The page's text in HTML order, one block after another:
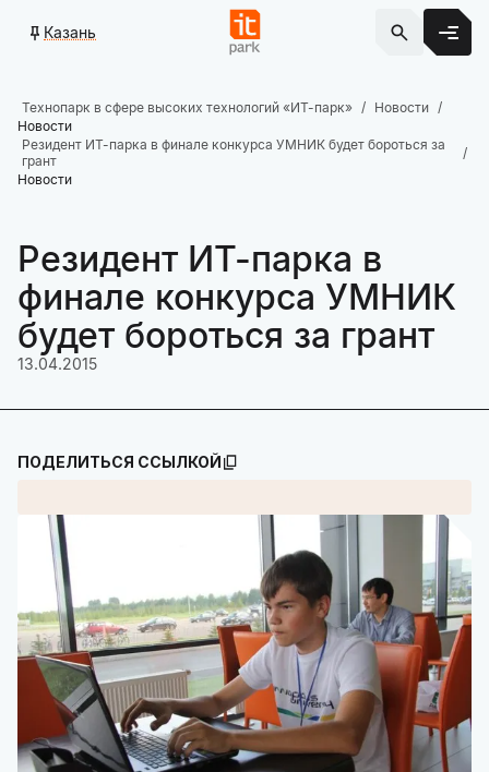
Казань
Технопарк в сфере высоких технологий «ИТ-парк»
Новости
Новости
Резидент ИТ-парка в финале конкурса УМНИК будет бороться за
грант
Новости
Резидент ИТ-парка в
финале конкурса УМНИК
будет бороться за грант
13.04.2015
ПОДЕЛИТЬСЯ ССЫЛКОЙ